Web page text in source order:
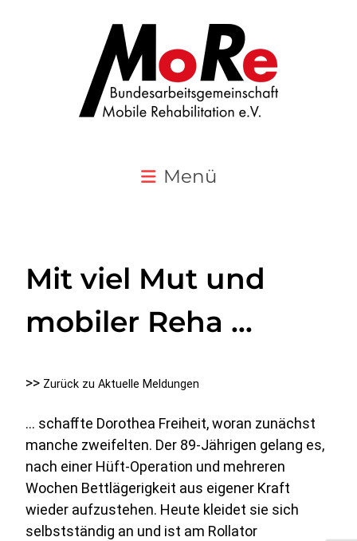
Menü
Mit viel Mut und
mobiler Reha …
>> Zurück zu Aktuelle Meldungen
… schaﬀte Dorothea Freiheit, woran zunächst
manche zweifelten. Der 89-Jährigen gelang es,
nach einer Hüft-Operation und mehreren
Wochen Bettlägerigkeit aus eigener Kraft
wieder aufzustehen. Heute kleidet sie sich
selbstständig an und ist am Rollator